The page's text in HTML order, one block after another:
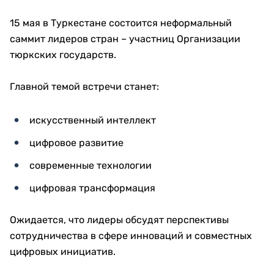
15 мая в Туркестане состоится неформальный
саммит лидеров стран – участниц Организации
тюркских государств.
Главной темой встречи станет:
искусственный интеллект
цифровое развитие
современные технологии
цифровая трансформация
Ожидается, что лидеры обсудят перспективы
сотрудничества в сфере инноваций и совместных
цифровых инициатив.